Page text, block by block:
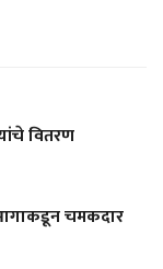
वितरण
चमकदार